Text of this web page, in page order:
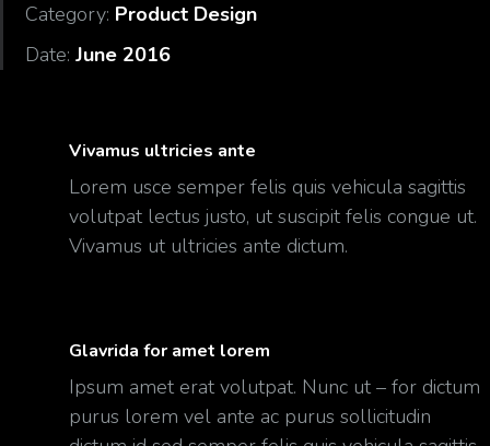
Category: Product Design
Date: June 2016
Vivamus ultricies ante
Lorem usce semper felis quis vehicula sagittis
volutpat lectus justo, ut suscipit felis congue ut.
Vivamus ut ultricies ante dictum.
Glavrida for amet lorem
Ipsum amet erat volutpat. Nunc ut – for dictum
purus lorem vel ante ac purus sollicitudin